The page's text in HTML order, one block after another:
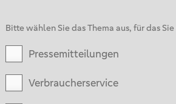
Bitte wählen Sie das Thema aus, für das
Pressemitteilungen
Verbraucherservice